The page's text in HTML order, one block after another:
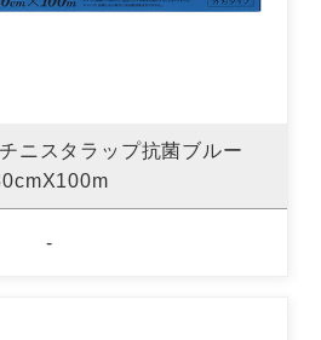
ニスタラップ抗菌ブルー
-